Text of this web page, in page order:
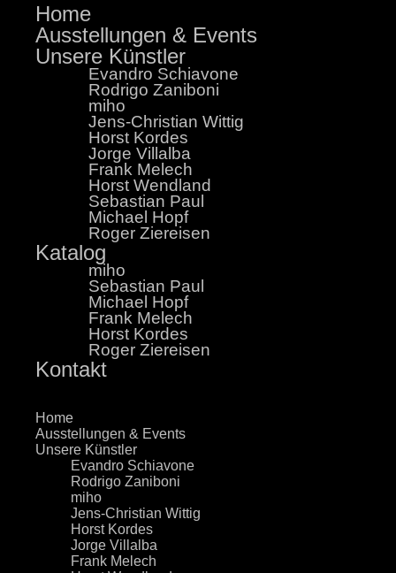
Home
Ausstellungen & Events
Unsere Künstler
Evandro Schiavone
Rodrigo Zaniboni
miho
Jens-Christian Wittig
Horst Kordes
Jorge Villalba
Frank Melech
Horst Wendland
Sebastian Paul
Michael Hopf
Roger Ziereisen
Katalog
miho
Sebastian Paul
Michael Hopf
Frank Melech
Horst Kordes
Roger Ziereisen
Kontakt
Home
Ausstellungen & Events
Unsere Künstler
Evandro Schiavone
Rodrigo Zaniboni
miho
Jens-Christian Wittig
Horst Kordes
Jorge Villalba
Frank Melech